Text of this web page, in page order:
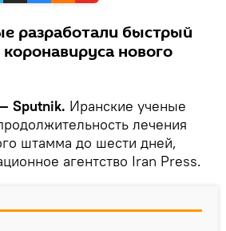
разработали быстрый
нового
Sputnik. Иранские ученые
лечения
штамма до шести дней,
агентство Iran Press.